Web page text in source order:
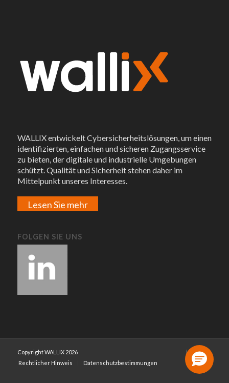
WALLIX entwickelt Cybersicherheitslösungen, um einen
identifizierten, einfachen und sicheren Zugangsservice
zu bieten, der digitale und industrielle Umgebungen
schützt. Qualität und Sicherheit stehen daher im
Mittelpunkt unseres Interesses.
Lesen Sie mehr
FOLGEN SIE UNS
Copyright WALLIX 2026
Rechtlicher Hinweis
Datenschutzbestimmungen